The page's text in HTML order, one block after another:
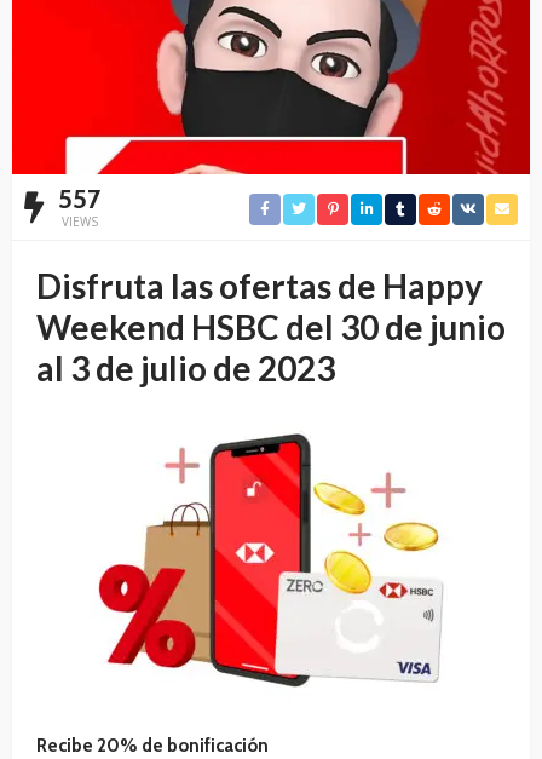
557
VIEWS
Disfruta las ofertas de Happy
Weekend HSBC del 30 de junio
al 3 de julio de 2023
Recibe 20% de bonificación